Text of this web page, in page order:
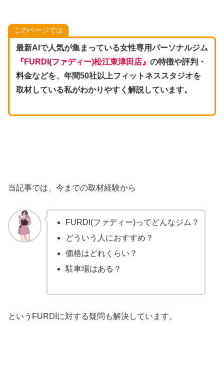
このページでは
最新AIで人気が集まっている女性専用パーソナルジム
『 FURDI(ファディー)松江東津田店』 の特徴や評判・
料金などを、年間50社以上フィットネススタジオを
取材している私がわかりやすく解説しています。
当記事では、今までの取材経験から
FURDI(ファディー)ってどんなジム？
どういう人におすすめ？
価格はどれくらい？
駐車場はある？
というFURDIに対する疑問も解決しています。